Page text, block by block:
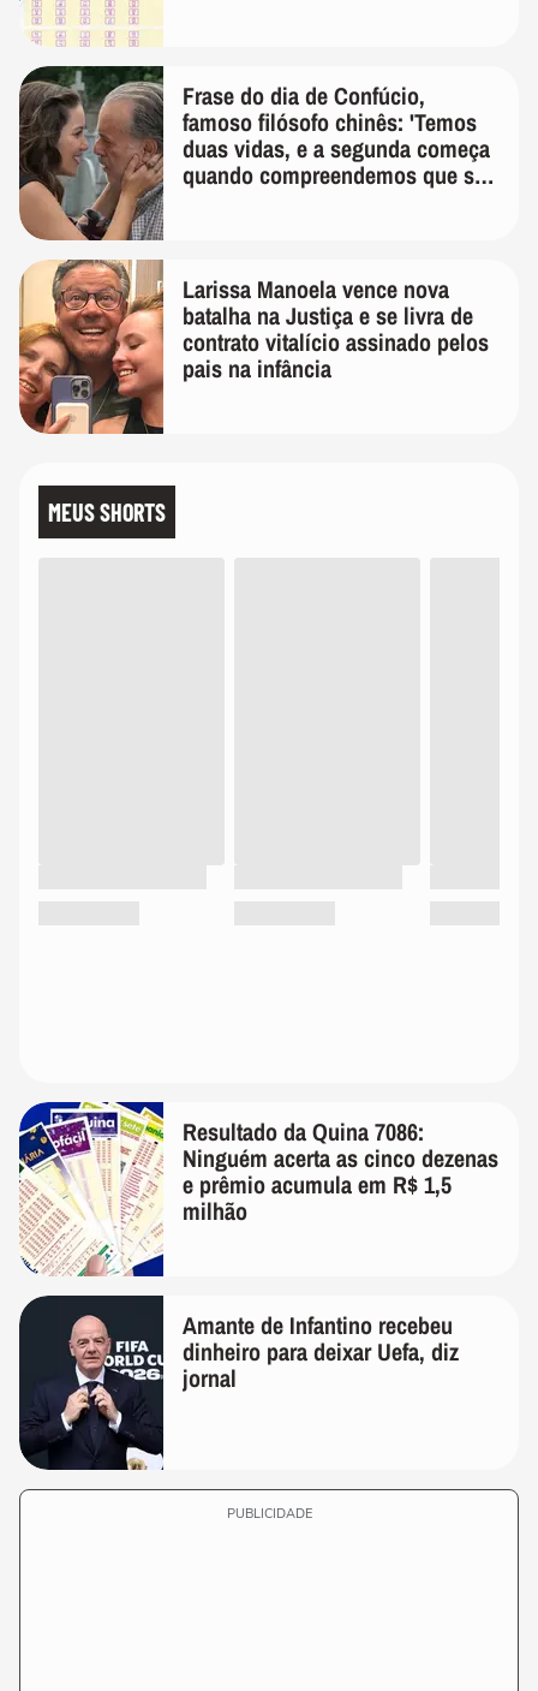
Frase do dia de Confúcio,
famoso filósofo chinês: 'Temos
duas vidas, e a segunda começa
quando compreendemos que só
Larissa Manoela vence nova
batalha na Justiça e se livra de
contrato vitalício assinado pelos
pais na infância
MEUS SHORTS
Resultado da Quina 7086:
Ninguém acerta as cinco dezenas
e prêmio acumula em R$ 1,5
milhão
Amante de Infantino recebeu
dinheiro para deixar Uefa, diz
jornal
PUBLICIDADE